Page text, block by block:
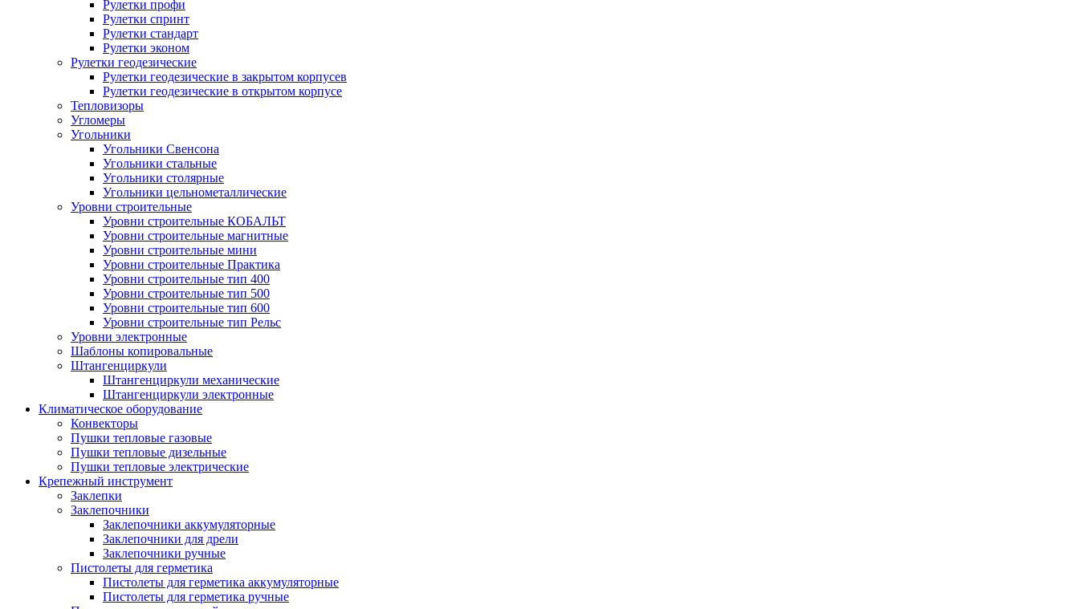
Рулетки профи
Рулетки спринт
Рулетки стандарт
Рулетки эконом
Рулетки геодезические
Рулетки геодезические в закрытом корпусев
Рулетки геодезические в открытом корпусе
Тепловизоры
Угломеры
Угольники
Угольники Свенсона
Угольники стальные
Угольники столярные
Угольники цельнометаллические
Уровни строительные
Уровни строительные КОБАЛЬТ
Уровни строительные магнитные
Уровни строительные мини
Уровни строительные Практика
Уровни строительные тип 400
Уровни строительные тип 500
Уровни строительные тип 600
Уровни строительные тип Рельс
Уровни электронные
Шаблоны копировальные
Штангенциркули
Штангенциркули механические
Штангенциркули электронные
Климатическое оборудование
Конвекторы
Пушки тепловые газовые
Пушки тепловые дизельные
Пушки тепловые электрические
Крепежный инструмент
Заклепки
Заклепочники
Заклепочники аккумуляторные
Заклепочники для дрели
Заклепочники ручные
Пистолеты для герметика
Пистолеты для герметика аккумуляторные
Пистолеты для герметика ручные